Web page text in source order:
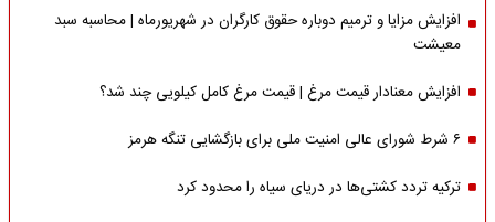
افزایش مزایا و ترمیم دوباره حقوق کارگران در شهریورماه | محاسبه سبد
معیشت
افزایش معنادار قیمت مرغ | قیمت مرغ کامل کیلویی چند شد؟
۶ شرط شورای عالی امنیت ملی برای بازگشایی تنگه هرمز
ترکیه تردد کشتی‌ها در دریای سیاه را محدود کرد